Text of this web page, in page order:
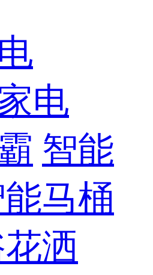
电
智能
马桶
洒